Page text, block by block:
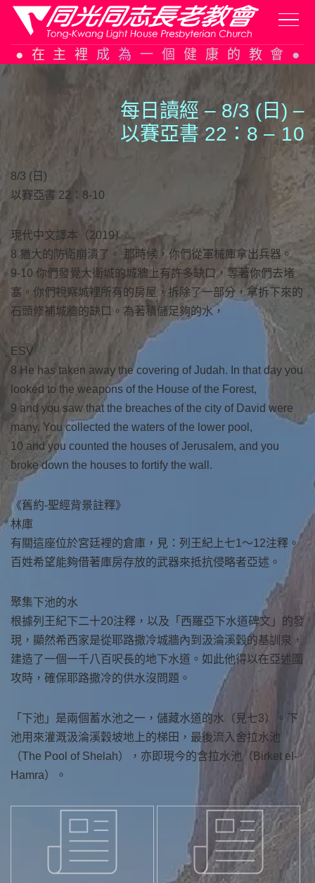
Skip
to
在主裡成為一個健康的教會
每日讀經 – 8/3 (日) –
以賽亞書 22：8 – 10
8/3 (日)
以賽亞書 22：8-10
現代中文譯本（2019）
8 猶大的防衛崩潰了。 那時候，你們從軍械庫拿出兵器。
9-10 你們發覺大衛城的城牆上有許多缺口，等著你們去堵
塞。你們視察城裡所有的房屋，拆除了一部分，拿拆下來的
石頭修補城牆的缺口。為著積儲足夠的水，
ESV
8 He has taken away the covering of Judah. In that day you
looked to the weapons of the House of the Forest,
9 and you saw that the breaches of the city of David were
many. You collected the waters of the lower pool,
10 and you counted the houses of Jerusalem, and you
broke down the houses to fortify the wall.
《舊約-聖經背景註釋》
林庫
有關這座位於宮廷裡的倉庫，見：列王紀上七1～12注釋。
百姓希望能夠借著庫房存放的武器來抵抗侵略者亞述。
聚集下池的水
根據列王紀下二十20注釋，以及「西羅亞下水道碑文」的發
現，顯然希西家是從耶路撒冷城牆內到汲淪溪穀的基訓泉，
建造了一個一千八百呎長的地下水道。如此他得以在亞述圍
攻時，確保耶路撒冷的供水沒問題。
「下池」是兩個蓄水池之一，儲藏水道的水（見七3）。下
池用來灌溉汲淪溪穀坡地上的梯田，最後流入舍拉水池
（The Pool of Shelah），亦即現今的含拉水池（Birket el-
Hamra）。